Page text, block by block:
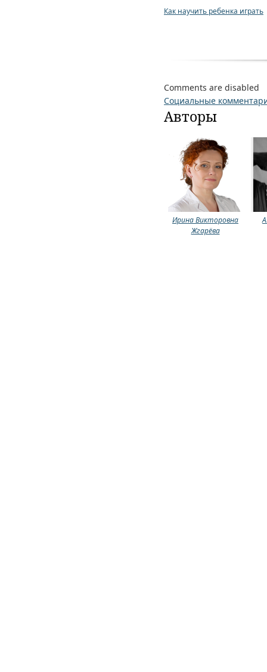
Как научить ребенка играть
Comments are disabled
Социальные
Авторы
Ирина Викторовна
Жгарёва